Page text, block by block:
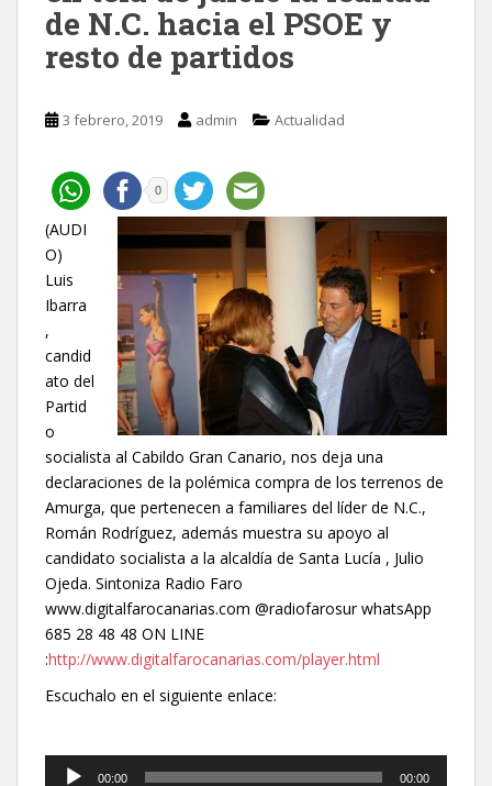
de N.C. hacia el PSOE y
resto de partidos
3 febrero, 2019 admin Actualidad
0
(AUDI
O)
Luis
Ibarra
,
candid
ato del
Partid
o
socialista al Cabildo Gran Canario, nos deja una
declaraciones de la polémica compra de los terrenos de
Amurga, que pertenecen a familiares del líder de N.C.,
Román Rodríguez, además muestra su apoyo al
candidato socialista a la alcaldía de Santa Lucía , Julio
Ojeda. Sintoniza Radio Faro
www.digitalfarocanarias.com @radiofarosur whatsApp
685 28 48 48 ON LINE
:http://www.digitalfarocanarias.com/player.html
Escuchalo en el siguiente enlace:
Reproductor
00:00 00:00